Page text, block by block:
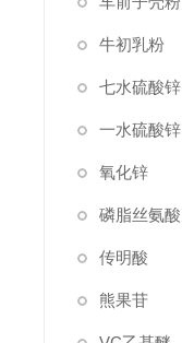
牛初乳粉
七水硫酸锌
一水硫酸锌
氧化锌
磷脂丝氨酸
传明酸
熊果苷